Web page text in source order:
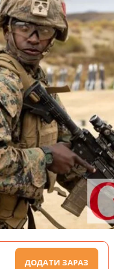
ДОДАТИ ЗАРАЗ